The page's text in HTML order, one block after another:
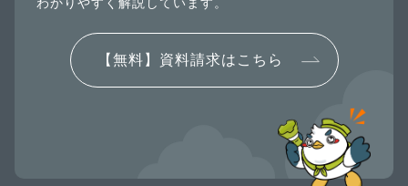
【無料】資料請求はこちら